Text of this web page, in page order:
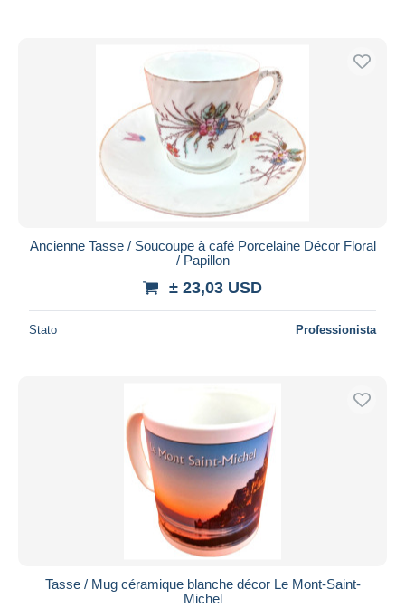
Ancienne Tasse / Soucoupe à café Porcelaine Décor Floral
/ Papillon
± 23,03 USD
Stato Professionista
Tasse / Mug céramique blanche décor Le Mont-Saint-
Michel